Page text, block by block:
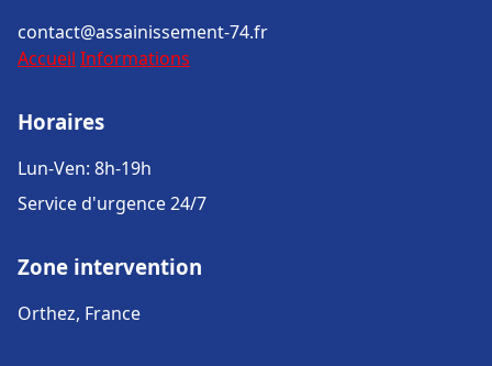
contact@assainissement-74.fr
Accueil Informations
Horaires
Lun-Ven: 8h-19h
Service d'urgence 24/7
Zone intervention
Orthez, France